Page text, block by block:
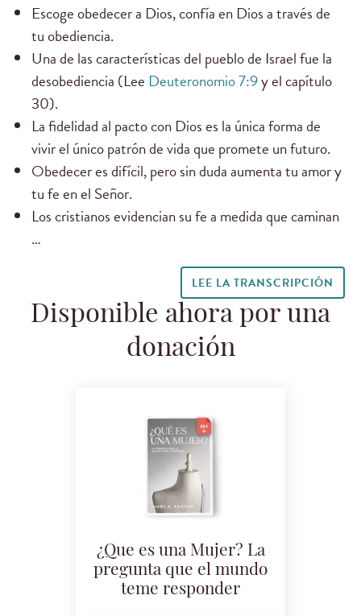
Escoge obedecer a Dios, confía en Dios a través de
tu obediencia.
Una de las características del pueblo de Israel fue la
desobediencia (Lee Deuteronomio 7:9y el capítulo
30).
La fidelidad al pacto con Dios es la única forma de
vivir el único patrón de vida que promete un futuro.
Obedecer es difícil, pero sin duda aumenta tu amor y
tu fe en el Señor.
Los cristianos evidencian su fe a medida que caminan
…
LEE LA TRANSCRIPCIÓN
Disponible ahora por una
donación
¿Que es una Mujer? La
pregunta que el mundo
teme responder